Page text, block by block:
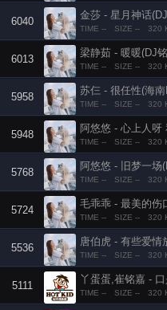
6040
金莎 - 星月神话
TIME -- SIZE -- 320
6013
梁静茹 - 暖暖(DJ
TIME -- SIZE -- 320
5958
苏仨 - 很任性(海
TIME -- SIZE -- 320
5948
阿悠悠 - 心上人呀
TIME -- SIZE -- 320
5768
阿悠悠 - 旧梦一场
TIME -- SIZE -- 320
5724
毛乖乖 - 最美的伤
TIME -- SIZE -- 320
5536
唐伯虎 - 有些爱情
TIME -- SIZE -- 320
5111
丫蛋蛋,崔铭嘉 -
TIME -- SIZE -- 320